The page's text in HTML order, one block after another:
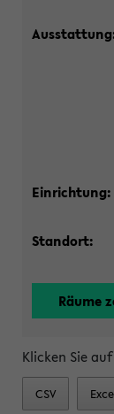
Einrichtung:
Standort:
Klicken Sie
CSV